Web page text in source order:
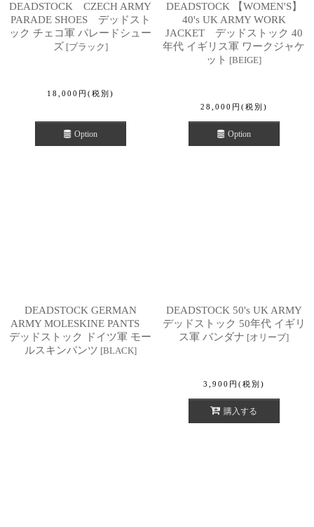
DEADSTOCK CZECH ARMY
PARADE SHOES デッドスト
ック チェコ軍 パレードシュー
ズ [ブラック]
18,000 円 (税別)
Option
DEADSTOCK 【WOMEN'S】
40's UK ARMY WORK
JACKET デッドストック 40
年代 イギリス軍 ワークジャケ
ット [BEIGE]
28,000 円 (税別)
Option
DEADSTOCK GERMAN
ARMY MOLESKINE PANTS
デッドストック ドイツ軍 モー
ルスキンパンツ [BLACK]
DEADSTOCK 50's UK ARMY
デッドストック 50年代 イギリ
ス軍 バンダナ [オリーブ]
3,900 円 (税別)
購入する